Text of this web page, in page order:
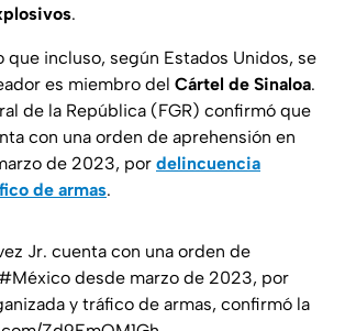
.
que incluso, según Estados Unidos, se
es miembro del Cártel de Sinaloa.
de la República (FGR) confirmó que
con una orden de aprehensión en
de 2023, por delincuencia
de armas.
Jr. cuenta con una orden de
desde marzo de 2023, por
y tráfico de armas, confirmó la